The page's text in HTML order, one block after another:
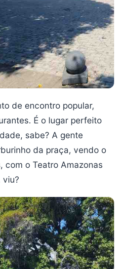
de encontro popular,
É o lugar perfeito
sabe? A gente
da praça, vendo o
com o Teatro Amazonas
viu?